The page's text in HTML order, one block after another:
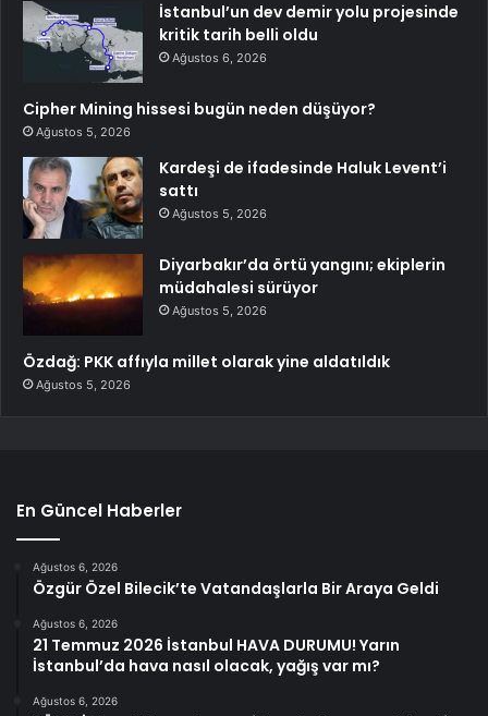
İstanbul’un dev demir yolu projesinde
kritik tarih belli oldu
Ağustos 6, 2026
Cipher Mining hissesi bugün neden düşüyor?
Ağustos 5, 2026
Kardeşi de ifadesinde Haluk Levent’i
sattı
Ağustos 5, 2026
Diyarbakır’da örtü yangını; ekiplerin
müdahalesi sürüyor
Ağustos 5, 2026
Özdağ: PKK affıyla millet olarak yine aldatıldık
Ağustos 5, 2026
En Güncel Haberler
Ağustos 6, 2026
Özgür Özel Bilecik’te Vatandaşlarla Bir Araya Geldi
Ağustos 6, 2026
21 Temmuz 2026 İstanbul HAVA DURUMU! Yarın
İstanbul’da hava nasıl olacak, yağış var mı?
Ağustos 6, 2026